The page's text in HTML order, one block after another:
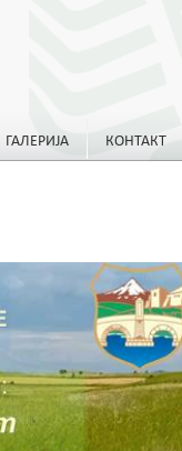
ГАЛЕРИЈА КОНТАКТ